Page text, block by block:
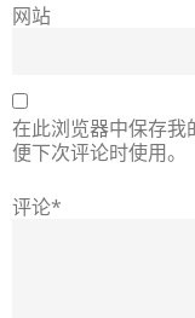
网站
在此浏览器中保存我
便下次评论时使用。
评论*